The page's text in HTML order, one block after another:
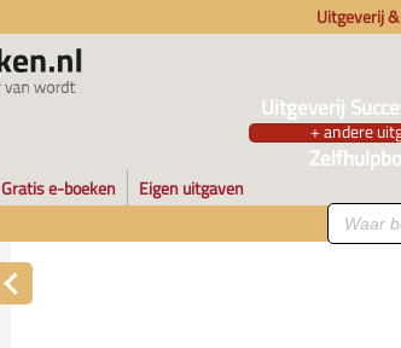
Uitgeverij
Uitgeverij
+ andere
Gratis e-boeken Eigen uitgaven